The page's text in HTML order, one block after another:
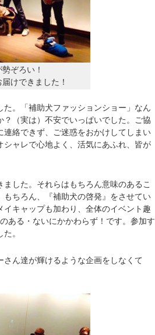
ぞろい！
けできました！
。「補助犬ファッションショー」なん
（実は）不安でいっぱいでした。ご協
絡できず、ご迷惑をおかけしてしまい
ャレで心地よく、活気にあふれ、皆が
した。それらはもちろん意味のあるこ
ちろん、『補助犬の啓発』をさせてい
キャップも加わり、全体のイベント趣
ある・ないにかかわらず！です。参加す
。
ん達が輝けるような企画をしなくて